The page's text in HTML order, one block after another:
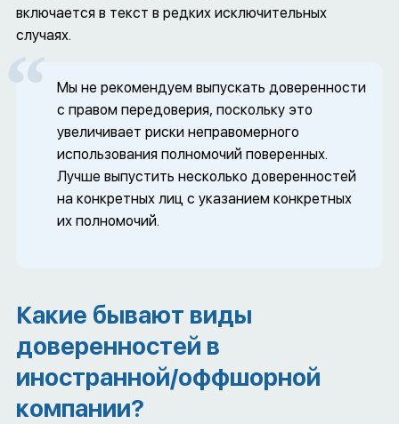
включается в текст в редких исключительных
случаях.
Мы не рекомендуем выпускать доверенности
с правом передоверия, поскольку это
увеличивает риски неправомерного
использования полномочий поверенных.
Лучше выпустить несколько доверенностей
на конкретных лиц с указанием конкретных
их полномочий.
Какие бывают виды
доверенностей в
иностранной/оффшорной
компании?